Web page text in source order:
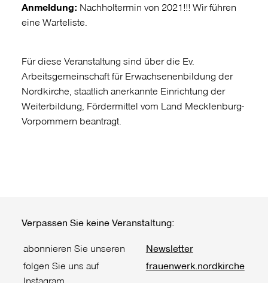
Anmeldung: Nachholtermin von 2021!!! Wir führen
eine Warteliste.
Für diese Veranstaltung sind über die Ev.
Arbeitsgemeinschaft für Erwachsenenbildung der
Nordkirche, staatlich anerkannte Einrichtung der
Weiterbildung, Fördermittel vom Land Mecklenburg-
Vorpommern beantragt.
Verpassen Sie keine Veranstaltung:
abonnieren Sie unseren
Newsletter
folgen Sie uns auf
Instagram
frauenwerk.nordkirche